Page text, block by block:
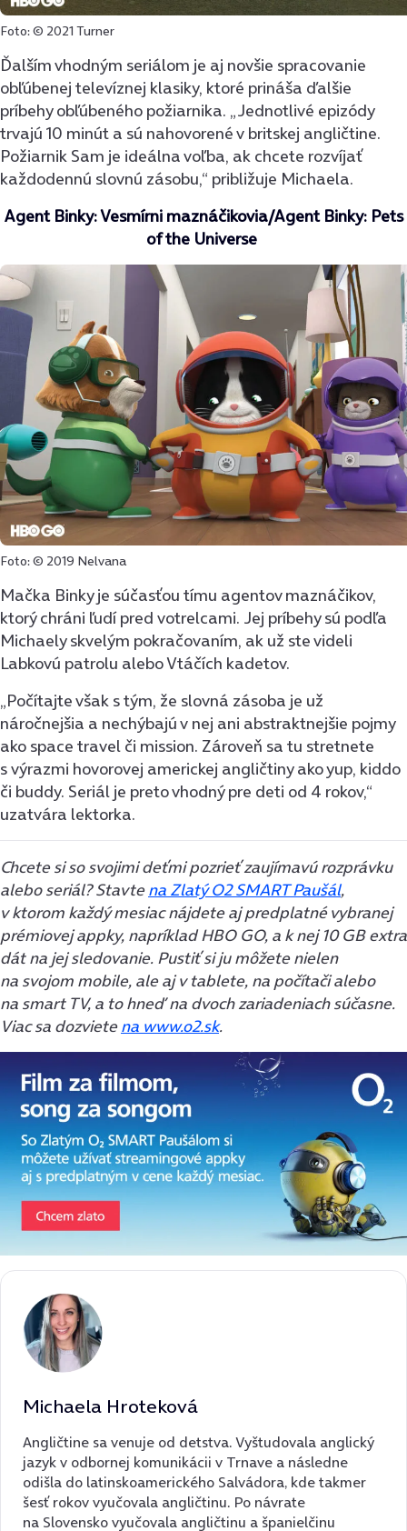
Foto: © 2021 Turner
Ďalším vhodným seriálom je aj novšie spracovanie
obľúbenej televíznej klasiky, ktoré prináša ďalšie
príbehy obľúbeného požiarnika. „Jednotlivé epizódy
trvajú 10 minút a sú nahovorené v britskej angličtine.
Požiarnik Sam je ideálna voľba, ak chcete rozvíjať
každodennú slovnú zásobu,“ približuje Michaela.
Agent Binky: Vesmírni maznáčikovia/Agent Binky: Pets
of the Universe
Foto: © 2019 Nelvana
Mačka Binky je súčasťou tímu agentov maznáčikov,
ktorý chráni ľudí pred votrelcami. Jej príbehy sú podľa
Michaely skvelým pokračovaním, ak už ste videli
Labkovú patrolu alebo Vtáčích kadetov.
„Počítajte však s tým, že slovná zásoba je už
náročnejšia a nechýbajú v nej ani abstraktnejšie pojmy
ako space travel či mission. Zároveň sa tu stretnete
s výrazmi hovorovej americkej angličtiny ako yup, kiddo
či buddy. Seriál je preto vhodný pre deti od 4 rokov,“
uzatvára lektorka.
Chcete si so svojimi deťmi pozrieť zaujímavú rozprávku
alebo seriál?Stavtena Zlatý O2 SMART Paušál,
v ktorom každý mesiac nájdete aj predplatné vybranej
prémiovej appky, napríklad HBO GO, a k nej 10 GB extra
dát na jej sledovanie. Pustiť si ju môžete nielen
na svojom mobile, ale aj v tablete, na počítači alebo
na smart TV, a to hneď na dvoch zariadeniach súčasne.
Viac sa dozvietena www.o2.sk.
Michaela Hroteková
Angličtine sa venuje od detstva. Vyštudovala anglický
jazyk v odbornej komunikácii v Trnave a následne
odišla do latinskoamerického Salvádora, kde takmer
šesť rokov vyučovala angličtinu. Po návrate
na Slovensko vyučovala angličtinu a španielčinu